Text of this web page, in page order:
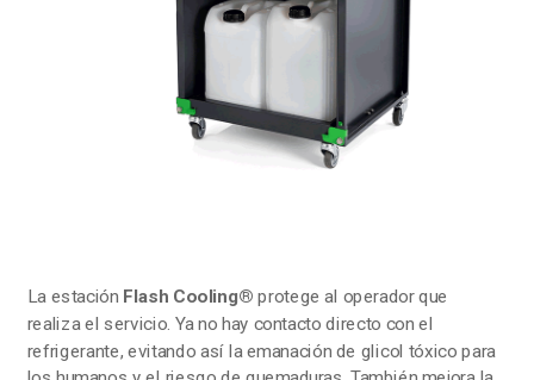
La estación Flash Cooling® protege al operador que
realiza el servicio. Ya no hay contacto directo con el
refrigerante, evitando así la emanación de glicol tóxico para